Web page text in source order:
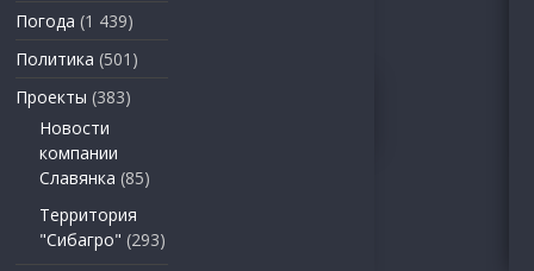
Погода (1 439)
Политика (501)
Проекты (383)
Новости
компании
Славянка (85)
Территория
"Сибагро" (293)